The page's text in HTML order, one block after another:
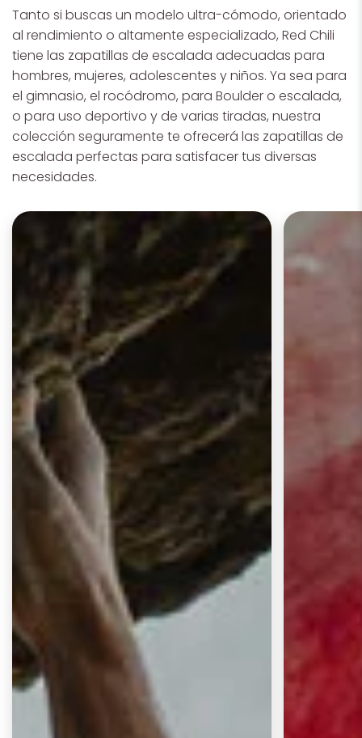
Tanto si buscas un modelo ultra-cómodo, orientado
al rendimiento o altamente especializado, Red Chili
tiene las zapatillas de escalada adecuadas para
hombres, mujeres, adolescentes y niños. Ya sea para
el gimnasio, el rocódromo, para Boulder o escalada,
o para uso deportivo y de varias tiradas, nuestra
colección seguramente te ofrecerá las zapatillas de
escalada perfectas para satisfacer tus diversas
necesidades.